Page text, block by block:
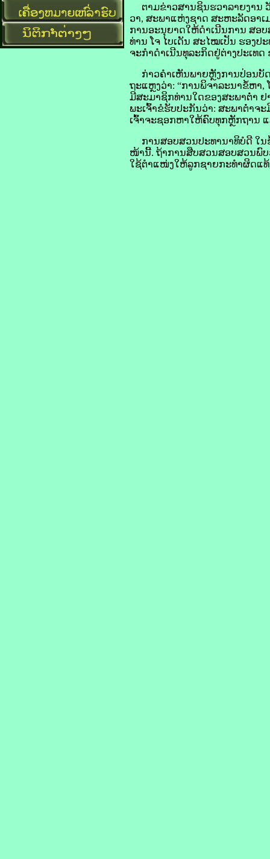
ຕາມຂ່າວສານຊິນຮວາລາຍງານ ວັ
ວາ, ສະພາແຫ່ງຊາດ ສະຫະລັດອາ
ການອະນຸຍາດໃຫ້ດຳເນີນການ ສອບ
ທ່ານ ໂຈ ໄບເດັນ ສະໄໝເປັນ ຮອງ
ຈະກຳດຳເນີນທຸລະກິດຢູ່ຕ່າງປະເທດ
ກ່າວຄຳເຫັນພາຍຫຼັງການປ່ອນບັດ
ຖະແຫຼງວ່າ: “ການພິຈາລະນາຂໍ້ຫາ
ມີສະມາຊິກທ່ານໃດຂອງສະພາຕ່ຳ
ພະເຈົ້າຂໍຮັບປະກັນວ່າ: ສະພາຕ່ຳຈະ
ເຈົ້າຈະຊອກຫາໃຫ້ຄົບທຸກຫຼັກຖານ
ການສອບສວນປະທານາທິບໍດີ ໃນ
ໜ້ານີ້. ຖ້າການສືບສວນສອບສວນພົບ
ໃຊ້ຕຳແໜ່ງໃຫ້ລູກຊາຍກະທຳຜິດແ